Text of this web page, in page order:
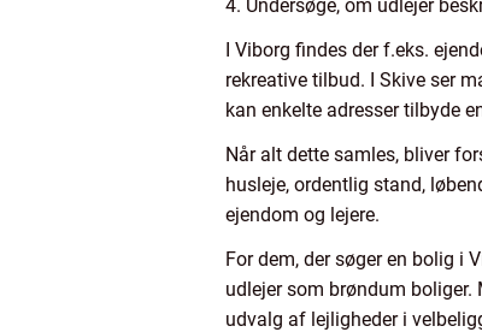
4. Undersøge, om udlejer
I Viborg findes der f.eks.
rekreative tilbud. I Skive ser
kan enkelte adresser tilbyde
Når alt dette samles, bliver
husleje, ordentlig stand,
ejendom og lejere.
For dem, der søger en bolig i
udlejer som brøndum
udvalg af lejligheder i